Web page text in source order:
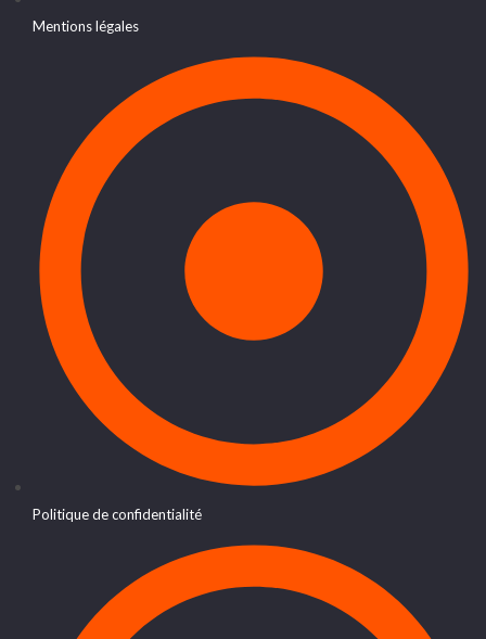
Mentions légales
Politique de confidentialité